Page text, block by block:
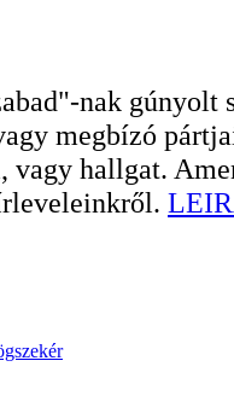
nak
megbízó
vagy hallgat.